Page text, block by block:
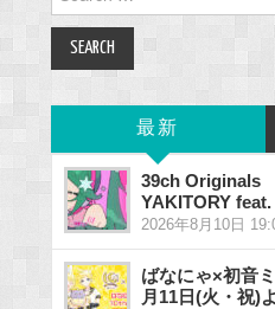
for:
最新
39ch Originals
YAKITORY feat.
2026年8月10日
ばなにゃ×初
月11日(火・祝)